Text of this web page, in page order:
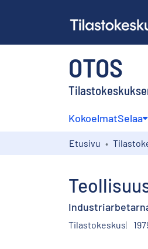
OTOS
KokoelmatSelaa
Etusivu
Tilastokeskus